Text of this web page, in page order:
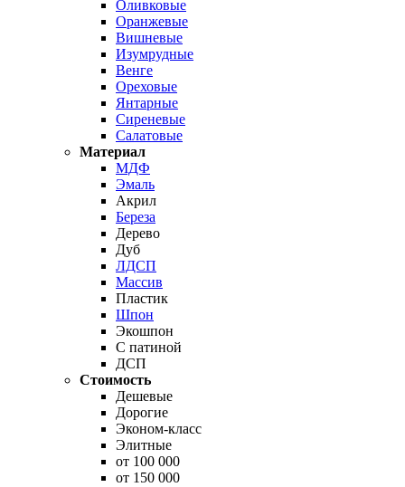
Оливковые
Оранжевые
Вишневые
Изумрудные
Венге
Ореховые
Янтарные
Сиреневые
Салатовые
Материал
МДФ
Эмаль
Акрил
Береза
Дерево
Дуб
ЛДСП
Массив
Пластик
Шпон
Экошпон
С патиной
ДСП
Стоимость
Дешевые
Дорогие
Эконом-класс
Элитные
от 100 000
от 150 000